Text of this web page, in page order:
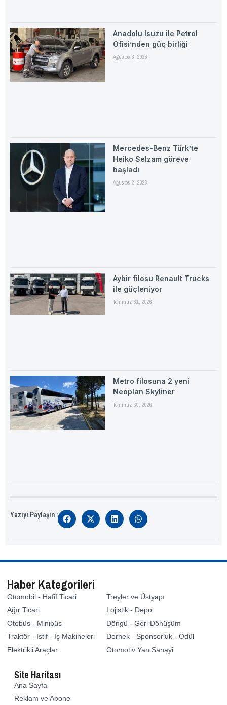
Anadolu Isuzu ile Petrol
Ofisi’nden güç birliği
Ağustos 3, 2026
Mercedes-Benz Türk’te
Heiko Selzam göreve
başladı
Ağustos 2, 2026
Aybir filosu Renault Trucks
ile güçleniyor
Temmuz 31, 2026
Metro filosuna 2 yeni
Neoplan Skyliner
Temmuz 30, 2026
Yazıyı Paylaşın :
Haber Kategorileri
Otomobil - Hafif Ticari
Ağır Ticari
Otobüs - Minibüs
Traktör - İstif - İş Makineleri
Elektrikli Araçlar
Treyler ve Üstyapı
Lojistik - Depo
Döngü - Geri Dönüşüm
Dernek - Sponsorluk - Ödül
Otomotiv Yan Sanayi
Site Haritası
Ana Sayfa
Reklam ve Abone